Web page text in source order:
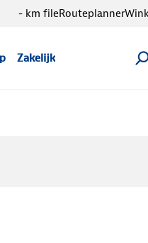
Zakelijk
- km fileRouteplanner